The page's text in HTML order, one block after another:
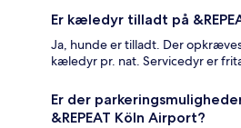
Er kæledyr tilladt på
Ja, hunde er tilladt. Der
kæledyr pr. nat. Servicedyr er
Er der
&REPEAT Köln Airport?